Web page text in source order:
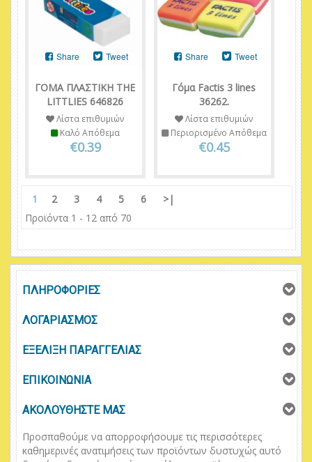
ΓΟΜΑ ΠΛΑΣΤΙΚΗ THE
LITTLIES 646826
Share Tweet
Λίστα επιθυμιών
Καλό Απόθεμα
€0.39
Γόμα Factis 3 lines
36262.
Share Tweet
Λίστα επιθυμιών
Περιορισμένο Απόθεμα
€0.45
1 2 3 4 5 6
>|
Προϊόντα 1 - 12 από 70
ΠΛΗΡΟΦΟΡΙΕΣ
ΛΟΓΑΡΙΑΣΜΟΣ
ΕΞΕΛΙΞΗ ΠΑΡΑΓΓΕΛΙΑΣ
ΕΠΙΚΟΙΝΩΝΙΑ
ΑΚΟΛΟΥΘΗΣΤΕ ΜΑΣ
Προσπαθούμε να απορροφήσουμε τις περισσότερες
καθημερινές ανατιμήσεις των προϊόντων δυστυχώς αυτό